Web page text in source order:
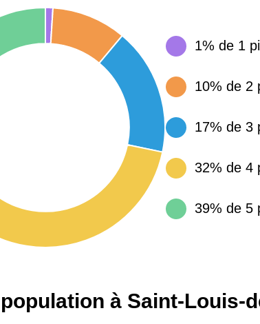
15 155 € 34 €1% de 1
10% de 2
17% de 3
32% de 4
39% de 5
à Saint-Louis-